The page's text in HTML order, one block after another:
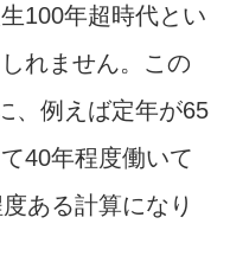
100年超時代とい
れません。この
、例えば定年が65
40年程度働いて
ある計算になり